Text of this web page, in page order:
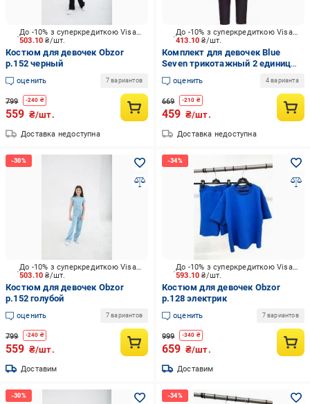
503.10₴/шт.
До -10% з суперкредиткою Visa Вигода
Костюм для девочек Obzor
р.152 черный
оценить 7 вариантов
799 -240 ₴
559 ₴/шт.
Доставка недоступна
413.10₴/шт.
До -10% з суперкредиткою Visa Вигода
Комплект для девочек Blue
Seven трикотажный 2 единицы
р.74 розовый 966005 X * 98
оценить 4 варианта
669 -210 ₴
459 ₴/шт.
Доставка недоступна
503.10₴/шт.
До -10% з суперкредиткою Visa Вигода
Костюм для девочек Obzor
р.152 голубой
оценить 7 вариантов
799 -240 ₴
559 ₴/шт.
Доставим
593.10₴/шт.
До -10% з суперкредиткою Visa Вигода
Костюм для девочек Obzor
р.128 электрик
оценить 7 вариантов
999 -340 ₴
659 ₴/шт.
Доставим